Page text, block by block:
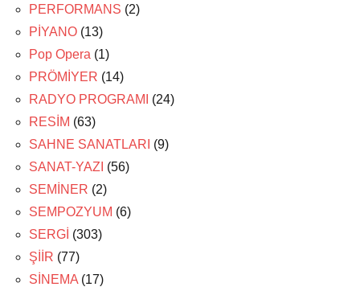
PERFORMANS (2)
PİYANO (13)
Pop Opera (1)
PRÖMİYER (14)
RADYO PROGRAMI
(24)
RESİM (63)
SAHNE SANATLARI (9)
SANAT-YAZI (56)
SEMİNER (2)
SEMPOZYUM (6)
SERGİ (303)
ŞİİR (77)
SİNEMA (17)